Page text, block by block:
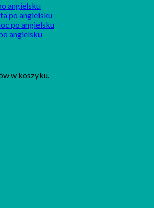
angielsku
po angielsku
po angielsku
angielsku
w koszyku.